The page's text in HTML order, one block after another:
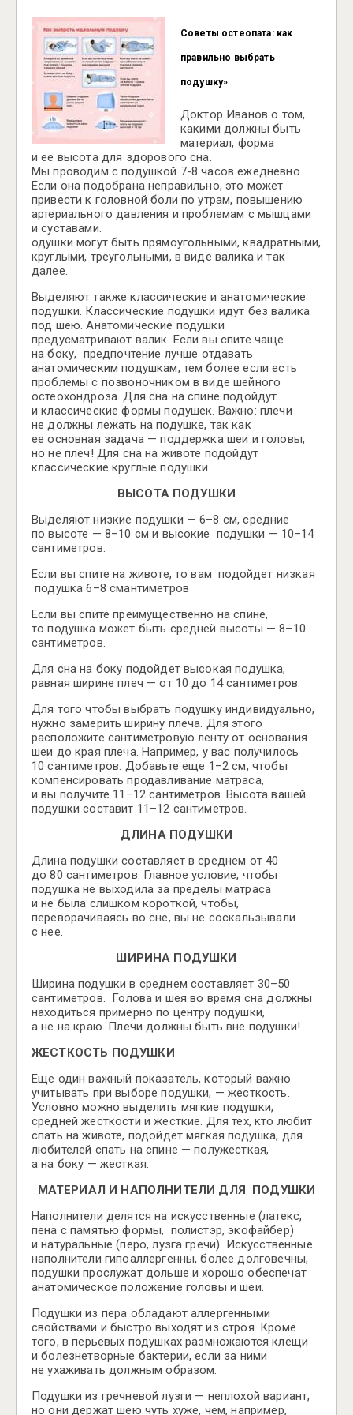
Советы остеопата: как
правильно выбрать
подушку»
Доктор Иванов о том,
какими должны быть
материал, форма
и ее высота для здорового сна.
Мы проводим с подушкой 7-8 часов ежедневно.
Если она подобрана неправильно, это может
привести к головной боли по утрам, повышению
артериального давления и проблемам с мышцами
и суставами.
одушки могут быть прямоугольными, квадратными,
круглыми, треугольными, в виде валика и так
далее.
Выделяют также классические и анатомические
подушки. Классические подушки идут без валика
под шею. Анатомические подушки
предусматривают валик. Если вы спите чаще
на боку, предпочтение лучше отдавать
анатомическим подушкам, тем более если есть
проблемы с позвоночником в виде шейного
остеохондроза. Для сна на спине подойдут
и классические формы подушек. Важно: плечи
не должны лежать на подушке, так как
ее основная задача — поддержка шеи и головы,
но не плеч! Для сна на животе подойдут
классические круглые подушки.
ВЫСОТА ПОДУШКИ
Выделяют низкие подушки — 6–8 см, средние
по высоте — 8–10 см и высокие подушки — 10–14
сантиметров.
Если вы спите на животе, то вам подойдет низкая
подушка 6–8 смантиметров
Если вы спите преимущественно на спине,
то подушка может быть средней высоты — 8–10
сантиметров.
Для сна на боку подойдет высокая подушка,
равная ширине плеч — от 10 до 14 сантиметров.
Для того чтобы выбрать подушку индивидуально,
нужно замерить ширину плеча. Для этого
расположите сантиметровую ленту от основания
шеи до края плеча. Например, у вас получилось
10 сантиметров. Добавьте еще 1–2 см, чтобы
компенсировать продавливание матраса,
и вы получите 11–12 сантиметров. Высота вашей
подушки составит 11–12 сантиметров.
ДЛИНА ПОДУШКИ
Длина подушки составляет в среднем от 40
до 80 сантиметров. Главное условие, чтобы
подушка не выходила за пределы матраса
и не была слишком короткой, чтобы,
переворачиваясь во сне, вы не соскальзывали
с нее.
ШИРИНА ПОДУШКИ
Ширина подушки в среднем составляет 30–50
сантиметров. Голова и шея во время сна должны
находиться примерно по центру подушки,
а не на краю. Плечи должны быть вне подушки!
ЖЕСТКОСТЬ ПОДУШКИ
Еще один важный показатель, который важно
учитывать при выборе подушки, — жесткость.
Условно можно выделить мягкие подушки,
средней жесткости и жесткие. Для тех, кто любит
спать на животе, подойдет мягкая подушка, для
любителей спать на спине — полужесткая,
а на боку — жесткая.
МАТЕРИАЛ И НАПОЛНИТЕЛИ ДЛЯ ПОДУШКИ
Наполнители делятся на искусственные (латекс,
пена с памятью формы, полистэр, экофайбер)
и натуральные (перо, лузга гречи). Искусственные
наполнители гипоаллергенны, более долговечны,
подушки прослужат дольше и хорошо обеспечат
анатомическое положение головы и шеи.
Подушки из пера обладают аллергенными
свойствами и быстро выходят из строя. Кроме
того, в перьевых подушках размножаются клещи
и болезнетворные бактерии, если за ними
не ухаживать должным образом.
Подушки из гречневой лузги — неплохой вариант,
но они держат шею чуть хуже, чем, например,